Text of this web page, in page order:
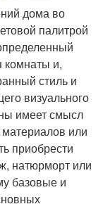
дома во
палитрой
комнаты и,
стиль и
визуального
имеет смысл
или
приобрести
натюрморт или
базовые и